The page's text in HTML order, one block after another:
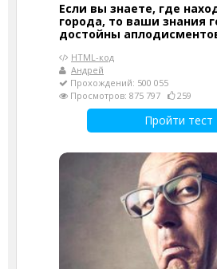
Если вы знаете, где
города, то ваши знания
достойны
HTML-код
Андрей
Прохождений: 500 055
Просмотров: 875 797
259
Пройти тест